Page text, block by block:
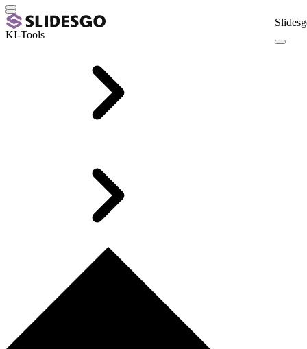
KI-Tools